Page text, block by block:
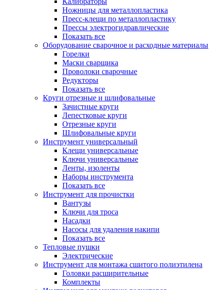
Ножницы для металлопластика
Пресс-клещи по металлопластику
Прессы электрогидравлические
Показать все
Оборудование сварочное и расходные материалы
Горелки
Маски сварщика
Проволоки сварочные
Редукторы
Показать все
Круги отрезные и шлифовальные
Зачистные круги
Лепестковые круги
Отрезные круги
Шлифовальные круги
Инструмент универсальный
Клещи универсальные
Ключи универсальные
Ленты, изоленты
Наборы инструмента
Показать все
Инструмент для прочистки
Вантузы
Ключи для троса
Насадки
Насосы для удаления накипи
Показать все
Тепловые пушки
Электрические
Инструмент для монтажа сшитого полиэтилена
Головки расширительные
Комплекты